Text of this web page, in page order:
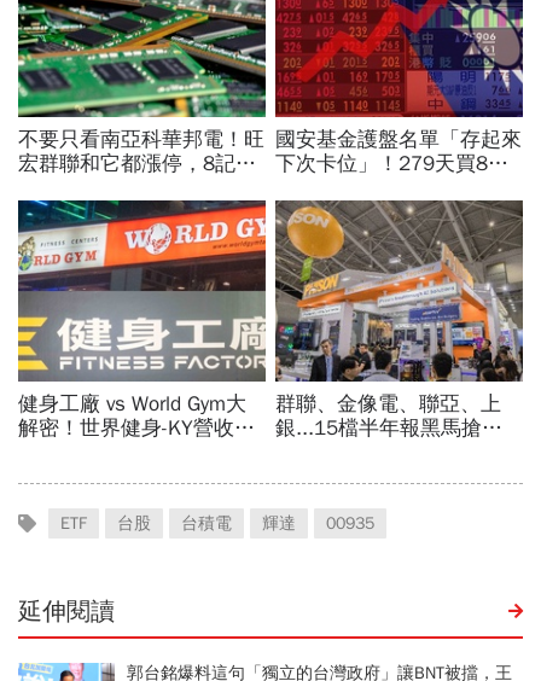
ETF 台股 台積電 輝達 00935
延伸閱讀
郭台銘爆料這句「獨立的台灣政府」讓BNT被擋，王